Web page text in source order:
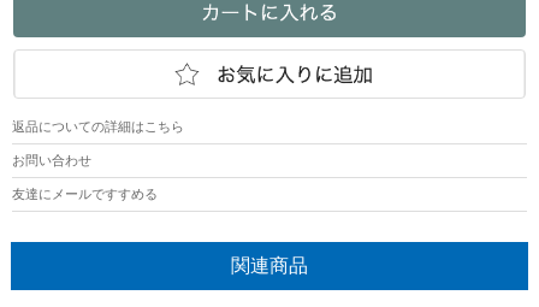
返品についての詳細はこちら
お問い合わせ
友達にメールですすめる
関連商品